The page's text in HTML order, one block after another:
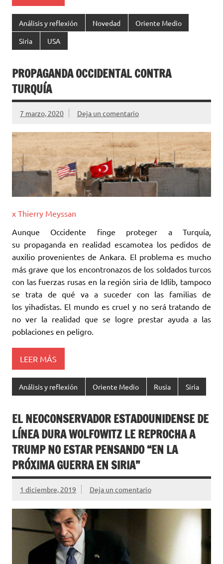
Análisis y reflexión Novedad Oriente Medio
Siria USA
PROPAGANDA OCCIDENTAL CONTRA
TURQUÍA
7 marzo, 2020 Deja un comentario
x Thierry Meyssan
Aunque Occidente finge proteger a Turquía,
su propaganda en realidad escamotea los ‎pedidos de
auxilio provenientes de Ankara. El problema es mucho
más grave que ‎los encontronazos de los soldados turcos
con las fuerzas rusas en la región siria ‎de Idlib, tampoco
se trata de qué va a suceder con las familias de
los yihadistas. ‎El mundo es cruel y no será tratando de
no ver la realidad que se logre prestar ‎ayuda a las
poblaciones en peligro. ‎
LEER MÁS
Análisis y reflexión Oriente Medio Rusia Siria
EL NEOCONSERVADOR ESTADOUNIDENSE DE
LÍNEA DURA WOLFOWITZ LE REPROCHA A
TRUMP NO ESTAR PENSANDO “EN LA
PRÓXIMA GUERRA EN SIRIA”
1 diciembre, 2019 Deja un comentario